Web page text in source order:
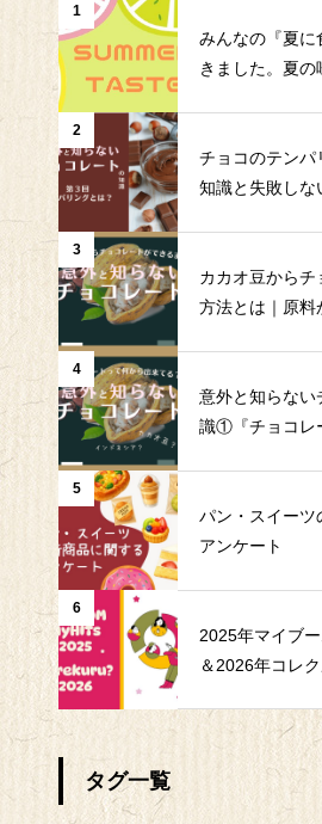
1
みんなの『夏に
きました。夏の
2
チョコのテンパ
知識と失敗しな
3
カカオ豆からチ
方法とは｜原料
4
意外と知らない
識①『チョコレ
5
パン・スイーツ
アンケート
6
2025年マイブ
＆2026年コレ
タグ一覧